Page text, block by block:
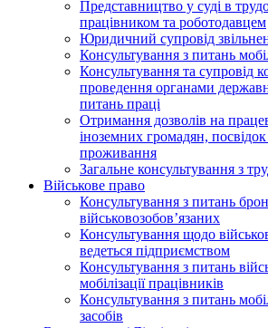
Представництво у суді в
працівником та роботодавцем
Юридичний супровід
Консультування з питань
Консультування та супровід
проведення органами
питань праці
Отримання дозволів на
іноземних громадян,
проживання
Загальне консультування з
Військове право
Консультування з питань
військовозобов’язаних
Консультування щодо
ведеться підприємством
Консультування з питань
мобілізації працівників
Консультування з питань
засобів